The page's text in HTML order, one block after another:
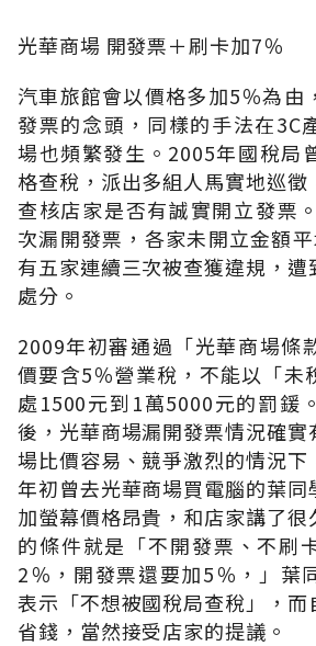
光華商場 開發票＋刷卡加7％
汽車旅館會以價格多加5％為由
發票的念頭，同樣的手法在3C
場也頻繁發生。2005年國稅局
格查稅，派出多組人馬實地巡
查核店家是否有誠實開立發票
次漏開發票，各家未開立金額
有五家連續三次被查獲違規，遭
處分。
2009年初審通過「光華商場條
價要含5％營業稅，不能以「未
處1500元到1萬5000元的罰鍰
後，光華商場漏開發票情況確實
場比價容易、競爭激烈的情況下
年初曾去光華商場買電腦的葉同
加螢幕價格昂貴，和店家講了
的條件就是「不開發票、不刷
2％，開發票還要加5％，」葉
表示「不想被國稅局查稅」，而
省錢，當然接受店家的提議。